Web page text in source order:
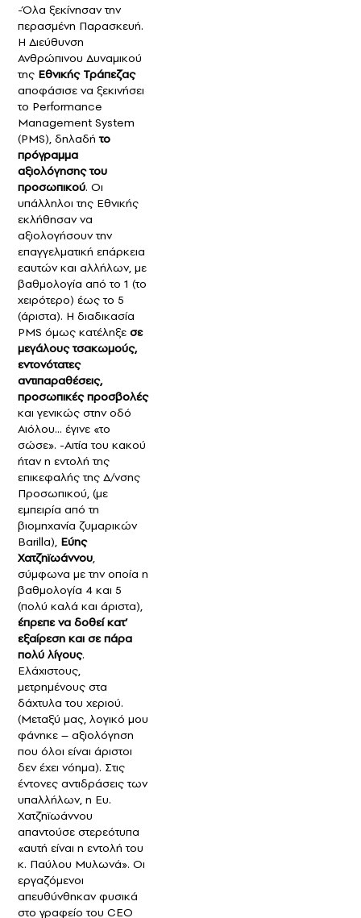
-Όλα ξεκίνησαν την
περασμένη Παρασκευή.
Η Διεύθυνση
Ανθρώπινου Δυναμικού
της Εθνικής Τράπεζας
αποφάσισε να ξεκινήσει
το Performance
Management System
(PMS), δηλαδήτο
πρόγραμμα
αξιολόγησης του
προσωπικού. Οι
υπάλληλοι της Εθνικής
εκλήθησαν να
αξιολογήσουν την
επαγγελματική επάρκεια
εαυτών και αλλήλων, με
βαθμολογία από το 1 (το
χειρότερο) έως το 5
(άριστα). Η διαδικασία
PMS όμως κατέληξε σε
μεγάλους τσακωμούς,
εντονότατες
αντιπαραθέσεις,
προσωπικές προσβολές
και γενικώς στην οδό
Αιόλου… έγινε «το
σώσε». -Αιτία του κακού
ήταν η εντολή της
επικεφαλής της Δ/νσης
Προσωπικού, (με
εμπειρία από τη
βιομηχανία ζυμαρικών
Barilla), Εύης
Χατζηϊωάννου,
σύμφωνα με την οποία η
βαθμολογία 4 και 5
(πολύ καλά και άριστα),
έπρεπε να δοθεί κατ’
εξαίρεση και σε πάρα
πολύ λίγους.
Ελάχιστους,
μετρημένους στα
δάχτυλα του χεριού.
(Μεταξύ μας, λογικό μου
φάνηκε – αξιολόγηση
που όλοι είναι άριστοι
δεν έχει νόημα). Στις
έντονες αντιδράσεις των
υπαλλήλων, η Ευ.
Χατζηϊωάννου
απαντούσε στερεότυπα
«αυτή είναι η εντολή του
κ. Παύλου Μυλωνά». Οι
εργαζόμενοι
απευθύνθηκαν φυσικά
στο γραφείο του CEO